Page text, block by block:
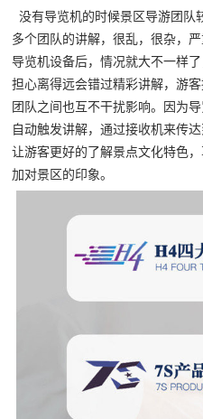
没有导览机的时候景区导游团队
多个团队的讲解，很乱，很杂，
导览机设备后，情况就大不一样
担心离得远会错过精彩讲解，游
团队之间也互不干扰影响。因为
自动触发讲解，通过接收机来传
让游客更好的了解景点文化特色
加对景区的印象。